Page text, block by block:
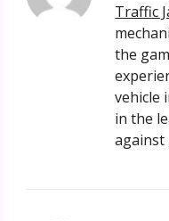
Traffic
the
vehicle
in the
against